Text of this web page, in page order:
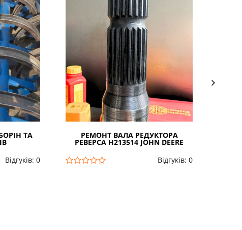
ТА
Відгуків: 0
РЕМОНТ ВАЛА РЕДУКТОРА
РЕВЕРСА H213514 JOHN DEERE
Відгуків: 0